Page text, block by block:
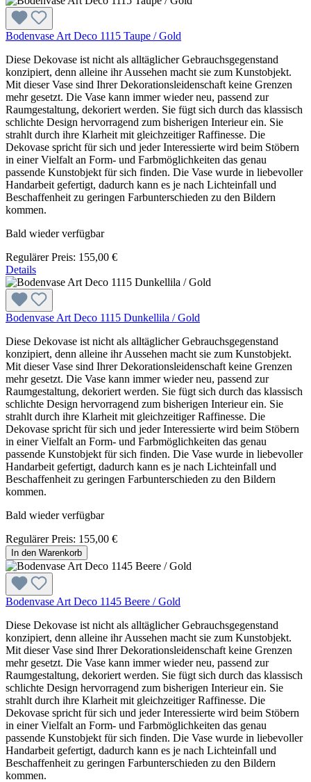
Bodenvase Art Deco 1115 Taupe / Gold
Diese Dekovase ist nicht als alltäglicher Gebrauchsgegenstand
konzipiert, denn alleine ihr Aussehen macht sie zum Kunstobjekt.
Mit dieser Vase sind Ihrer Dekorationsleidenschaft keine Grenzen
mehr gesetzt. Die Vase kann immer wieder neu, passend zur
Raumgestaltung, dekoriert werden. Sie fügt sich durch das klassisch
schlichte Design hervorragend zum bisherigen Interieur ein. Sie
strahlt durch ihre Klarheit mit gleichzeitiger Raffinesse. Die
Dekovase spricht für sich und jeder Interessierte wird beim Stöbern
in einer Vielfalt an Form- und Farbmöglichkeiten das genau
passende Kunstobjekt für sich finden. Die Vase wurde in liebevoller
Handarbeit gefertigt, dadurch kann es je nach Lichteinfall und
Beschaffenheit zu geringen Farbunterschieden zu den Bildern
kommen.
Bald wieder verfügbar
Regulärer Preis: 155,00 €
Details
Bodenvase Art Deco 1115 Dunkellila / Gold
Diese Dekovase ist nicht als alltäglicher Gebrauchsgegenstand
konzipiert, denn alleine ihr Aussehen macht sie zum Kunstobjekt.
Mit dieser Vase sind Ihrer Dekorationsleidenschaft keine Grenzen
mehr gesetzt. Die Vase kann immer wieder neu, passend zur
Raumgestaltung, dekoriert werden. Sie fügt sich durch das klassisch
schlichte Design hervorragend zum bisherigen Interieur ein. Sie
strahlt durch ihre Klarheit mit gleichzeitiger Raffinesse. Die
Dekovase spricht für sich und jeder Interessierte wird beim Stöbern
in einer Vielfalt an Form- und Farbmöglichkeiten das genau
passende Kunstobjekt für sich finden. Die Vase wurde in liebevoller
Handarbeit gefertigt, dadurch kann es je nach Lichteinfall und
Beschaffenheit zu geringen Farbunterschieden zu den Bildern
kommen.
Bald wieder verfügbar
Regulärer Preis: 155,00 €
In den Warenkorb
Bodenvase Art Deco 1145 Beere / Gold
Diese Dekovase ist nicht als alltäglicher Gebrauchsgegenstand
konzipiert, denn alleine ihr Aussehen macht sie zum Kunstobjekt.
Mit dieser Vase sind Ihrer Dekorationsleidenschaft keine Grenzen
mehr gesetzt. Die Vase kann immer wieder neu, passend zur
Raumgestaltung, dekoriert werden. Sie fügt sich durch das klassisch
schlichte Design hervorragend zum bisherigen Interieur ein. Sie
strahlt durch ihre Klarheit mit gleichzeitiger Raffinesse. Die
Dekovase spricht für sich und jeder Interessierte wird beim Stöbern
in einer Vielfalt an Form- und Farbmöglichkeiten das genau
passende Kunstobjekt für sich finden. Die Vase wurde in liebevoller
Handarbeit gefertigt, dadurch kann es je nach Lichteinfall und
Beschaffenheit zu geringen Farbunterschieden zu den Bildern
kommen.